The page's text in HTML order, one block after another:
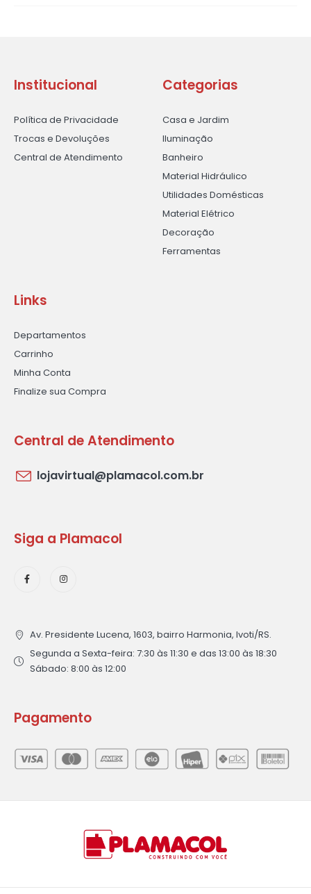
Institucional
Política de Privacidade
Trocas e Devoluções
Central de Atendimento
Categorias
Casa e Jardim
Iluminação
Banheiro
Material Hidráulico
Utilidades Domésticas
Material Elétrico
Decoração
Ferramentas
Links
Departamentos
Carrinho
Minha Conta
Finalize sua Compra
Central de Atendimento
lojavirtual@plamacol.com.br
Siga a Plamacol
Av. Presidente Lucena, 1603, bairro Harmonia, Ivoti/RS.
Segunda a Sexta-feira: 7:30 às 11:30 e das 13:00 às 18:30
Sábado: 8:00 às 12:00
Pagamento